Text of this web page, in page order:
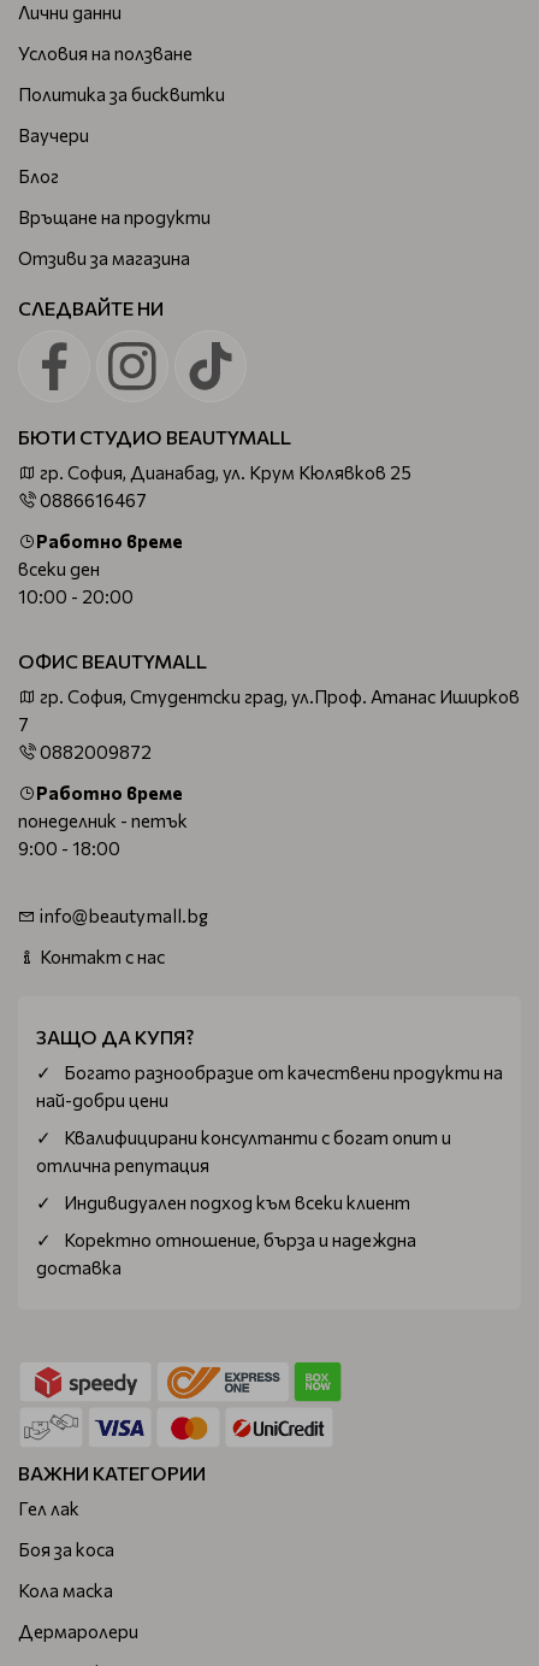
Лични данни
Условия на ползване
Политика за бисквитки
Ваучери
Блог
Връщане на продукти
Отзиви за магазина
СЛЕДВАЙТЕ НИ
БЮТИ СТУДИО BEAUTYMALL
гр. София, Дианабад, ул. Крум Кюлявков 25
0886616467
Работно време
всеки ден
10:00 - 20:00
ОФИС BEAUTYMALL
гр. София, Студентски град, ул.Проф. Атанас Иширков
7
0882009872
Работно време
понеделник - петък
9:00 - 18:00
info@beautymall.bg
Контакт с нас
ЗАЩО ДА КУПЯ?
Богатo разнообразие от качествени продукти на
най-добри цени
Квалифицирани консултанти с богат опит и
отлична репутация
Индивидуален подход към всеки клиент
Коректно отношение, бърза и надеждна
доставка
ВАЖНИ КАТЕГОРИИ
Гел лак
Боя за коса
Кола маска
Дермаролери